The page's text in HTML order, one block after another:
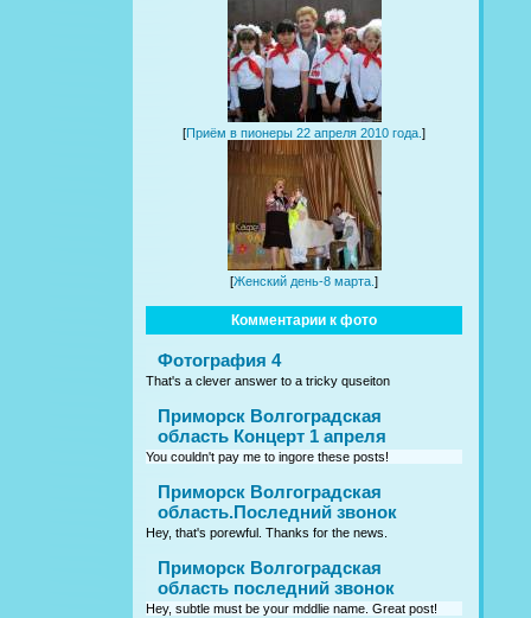
[Приём в пионеры 22 апреля 2010 года. ]
[Женский день-8 марта. ]
Комментарии к фото
Фотография 4
That's a clever answer to a tricky quseiton
Приморск Волгоградская
область Концерт 1 апреля
You couldn't pay me to ingore these posts!
Приморск Волгоградская
область.Последний звонок
Hey, that's porewful. Thanks for the news.
Приморск Волгоградская
область последний звонок
Hey, subtle must be your mddlie name. Great post!